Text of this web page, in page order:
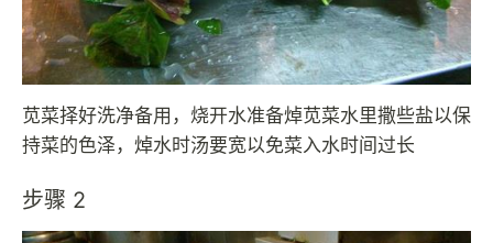
苋菜择好洗净备用，烧开水准备焯苋菜水里撒些盐以保
持菜的色泽，焯水时汤要宽以免菜入水时间过长
步骤 2